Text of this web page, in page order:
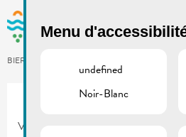
Skip to main content
BIERGER.REMICH.LU
Utilisez
VILLE DE REMICH /
Menu
undefined
Noir-Blanc